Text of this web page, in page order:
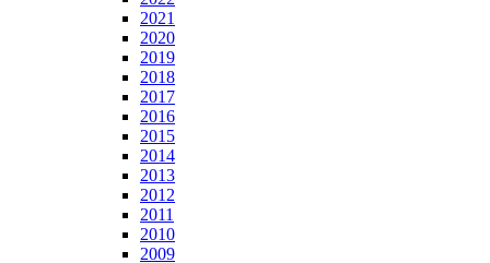
2021
2020
2019
2018
2017
2016
2015
2014
2013
2012
2011
2010
2009